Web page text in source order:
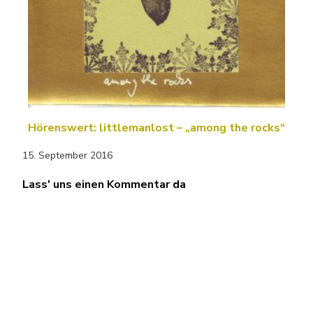
Hörenswert: littlemanlost – „among the rocks“
15. September 2016
Lass' uns einen Kommentar da